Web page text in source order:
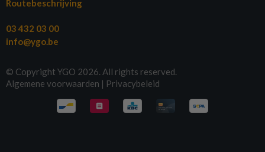
Routebeschrijving
03 432 03 00
info@ygo.be
© Copyright YGO 2026. All rights reserved.
Algemene voorwaarden | Privacybeleid